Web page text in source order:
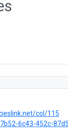
col/115
6c43-452c-